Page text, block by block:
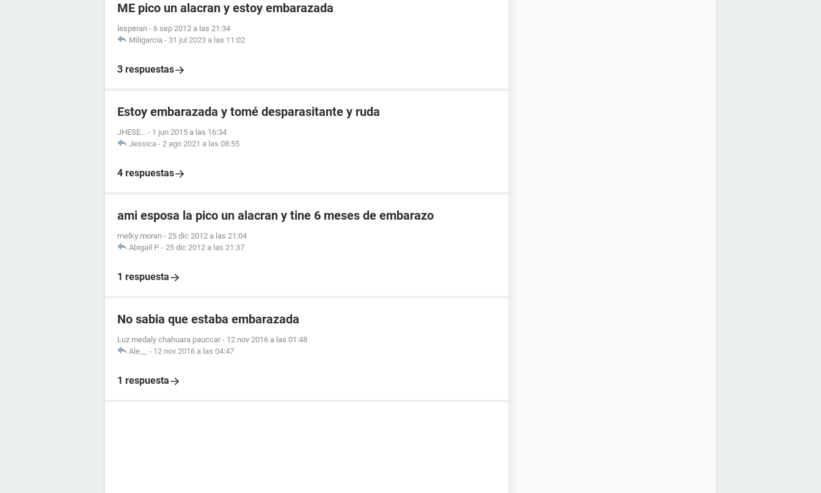
ME pico un alacran y estoy embarazada
lesperan - 6 sep 2012 a las 21:34
Miligarcia - 31 jul 2023 a las 11:02
3 respuestas
Estoy embarazada y tomé desparasitante y ruda
JHESE... - 1 jun 2015 a las 16:34
Jessica - 2 ago 2021 a las 08:55
4 respuestas
ami esposa la pico un alacran y tine 6 meses de embarazo
melky moran - 25 dic 2012 a las 21:04
Abigail P. - 25 dic 2012 a las 21:37
1 respuesta
No sabia que estaba embarazada
Luz medaly chahuara pauccar - 12 nov 2016 a las 01:48
Ale__
- 12 nov 2016 a las 04:47
1 respuesta